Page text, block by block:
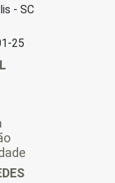
- SC
25